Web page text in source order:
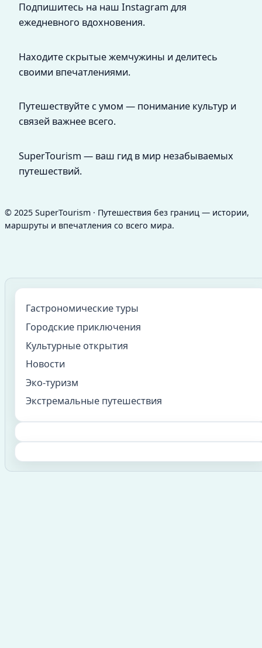
Подпишитесь на наш Instagram для
ежедневного вдохновения.
Находите скрытые жемчужины и делитесь
своими впечатлениями.
Путешествуйте с умом — понимание культур и
связей важнее всего.
SuperTourism — ваш гид в мир незабываемых
путешествий.
© 2025 SuperTourism · Путешествия без границ — истории,
маршруты и впечатления со всего мира.
Гастрономические туры
Городские приключения
Культурные открытия
Новости
Эко-туризм
Экстремальные путешествия